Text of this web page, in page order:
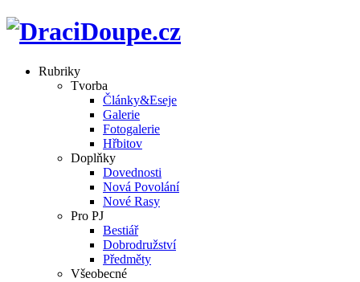
Rubriky
Tvorba
Články&Eseje
Galerie
Fotogalerie
Hřbitov
Doplňky
Dovednosti
Nová Povolání
Nové Rasy
Pro PJ
Bestiář
Dobrodružství
Předměty
Všeobecné